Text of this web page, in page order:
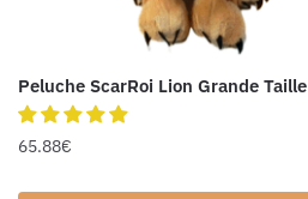
Peluche ScarRoi Lion Grande Taille
65.88€